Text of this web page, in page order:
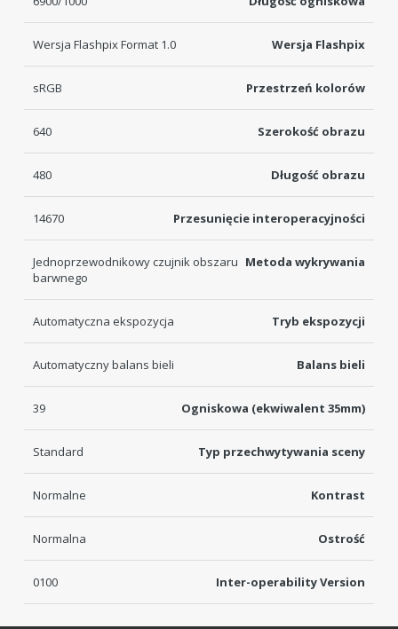
Wersja Flashpix
Wersja Flashpix Format 1.0
Przestrzeń kolorów
sRGB
Szerokość obrazu
640
Długość obrazu
480
Przesunięcie interoperacyjności
14670
Metoda wykrywania
Jednoprzewodnikowy czujnik obszaru
barwnego
Tryb ekspozycji
Automatyczna ekspozycja
Balans bieli
Automatyczny balans bieli
Ogniskowa (ekwiwalent 35mm)
39
Typ przechwytywania sceny
Standard
Kontrast
Normalne
Ostrość
Normalna
Inter-operability Version
0100